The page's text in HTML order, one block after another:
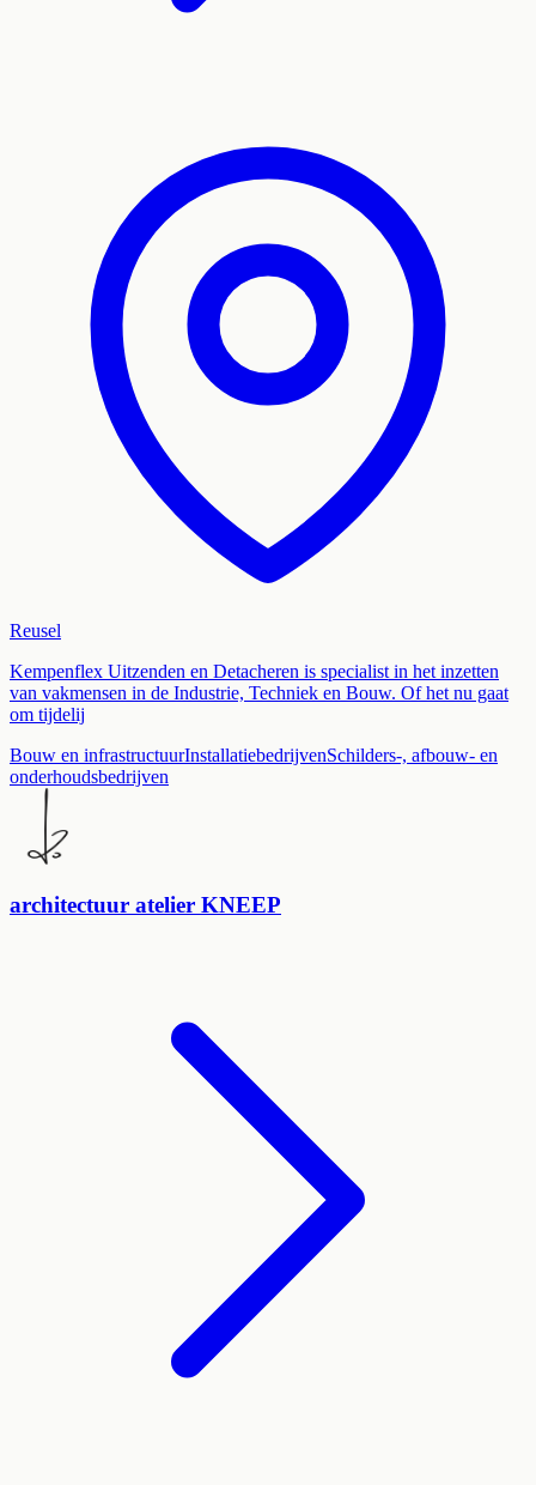
Reusel
Kempenflex Uitzenden en Detacheren is specialist in het inzetten
van vakmensen in de Industrie, Techniek en Bouw. Of het nu gaat
om tijdelij
Bouw en infrastructuurInstallatiebedrijvenSchilders-, afbouw- en
onderhoudsbedrijven
architectuur atelier KNEEP